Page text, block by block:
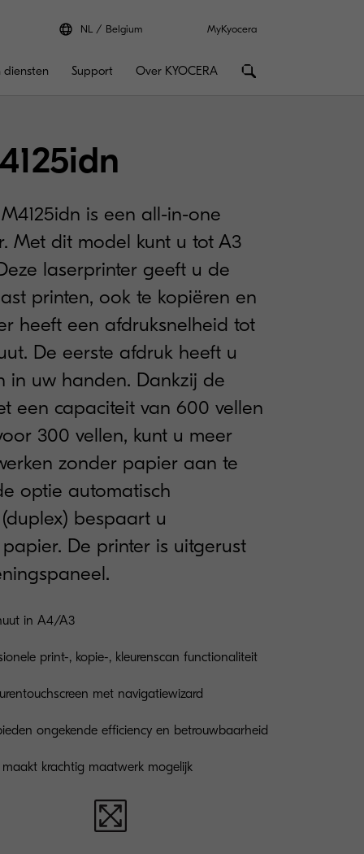
NL Belgium MyKyocera
diensten Support Over KYOCERA
M4125idn is een all-in-one
Met dit model kunt u tot A3
laserprinter geeft u de
printen, ook te kopiëren en
heeft een afdruksnelheid tot
De eerste afdruk heeft u
in uw handen. Dankzij de
een capaciteit van 600 vellen
300 vellen, kunt u meer
zonder papier aan te
optie automatisch
bespaart u
De printer is uitgerust
in A4/A3
print-, kopie-, kleurenscan functionaliteit
met navigatiewizard
ongekende efficiency en betrouwbaarheid
krachtig maatwerk mogelijk